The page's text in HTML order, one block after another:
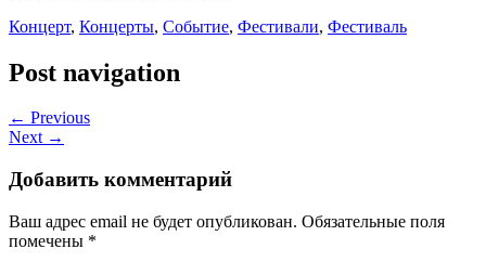
Концерт, Концерты, Событие, Фестивали, Фестиваль
Post navigation
← Previous
Next →
Добавить комментарий
Ваш адрес email не будет опубликован. Обязательные поля
помечены *